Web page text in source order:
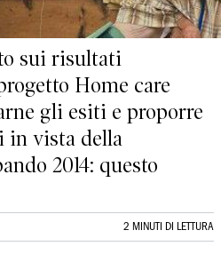
sui risultati
Home care
gli esiti e proporre
in vista della
2014: questo
2 MINUTI DI LETTURA